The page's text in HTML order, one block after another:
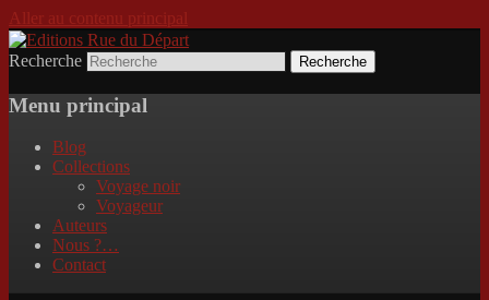
Aller au contenu principal
Editions Rue du Départ
Incitation au voyage, du roman noir au
poème.
Recherche
Menu principal
Blog
Collections
Voyage noir
Voyageur
Auteurs
Nous ?…
Contact